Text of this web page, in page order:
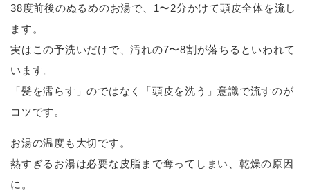
38度前後のぬるめのお湯で、1〜2分かけて頭皮全体を流し
ます。
実はこの予洗いだけで、汚れの7〜8割が落ちるといわれて
います。
「髪を濡らす」のではなく「頭皮を洗う」意識で流すのが
コツです。
お湯の温度も大切です。
熱すぎるお湯は必要な皮脂まで奪ってしまい、乾燥の原因
に。